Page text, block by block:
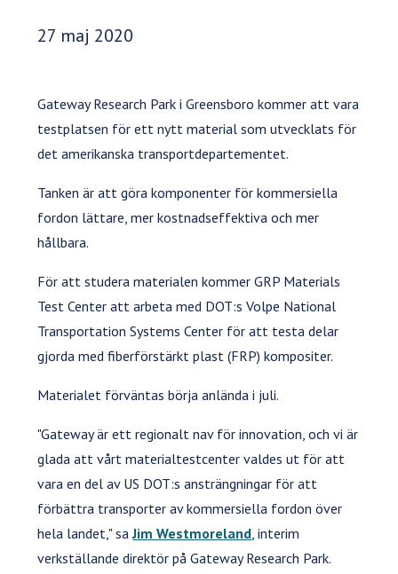
Publiceringsdatum:
27 maj 2020
Gateway Research Park i Greensboro kommer att vara
testplatsen för ett nytt material som utvecklats för
det amerikanska transportdepartementet.
Tanken är att göra komponenter för kommersiella
fordon lättare, mer kostnadseffektiva och mer
hållbara.
För att studera materialen kommer GRP Materials
Test Center att arbeta med DOT:s Volpe National
Transportation Systems Center för att testa delar
gjorda med fiberförstärkt plast (FRP) kompositer.
Materialet förväntas börja anlända i juli.
"Gateway är ett regionalt nav för innovation, och vi är
glada att vårt materialtestcenter valdes ut för att
vara en del av US DOT:s ansträngningar för att
förbättra transporter av kommersiella fordon över
hela landet," saJim Westmoreland , interim
verkställande direktör på Gateway Research Park.